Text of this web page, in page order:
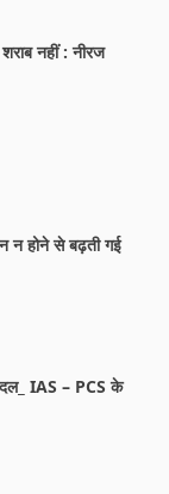
नहीं : नीरज
न होने से बढ़ती गई
IAS – PCS के